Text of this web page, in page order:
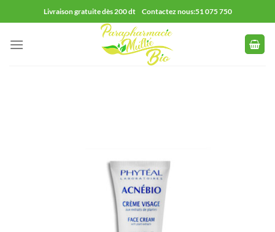
au
contenu
Livraison gratuite dès 200 dt Contactez nous:51 075 750